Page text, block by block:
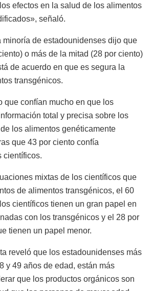
efectos en la salud de los alimentos
señaló.
minoría de estadounidenses dijo que
o más de la mitad (28 por ciento)
de acuerdo en que es segura la
transgénicos.
que confían mucho en que los
total y precisa sobre los
los alimentos genéticamente
que 43 por ciento confía
científicos.
mixtas de los científicos que
de alimentos transgénicos, el 60
científicos tienen un gran papel en
con los transgénicos y el 28 por
tienen un papel menor.
reveló que los estadounidenses más
y 49 años de edad, están más
que los productos orgánicos son